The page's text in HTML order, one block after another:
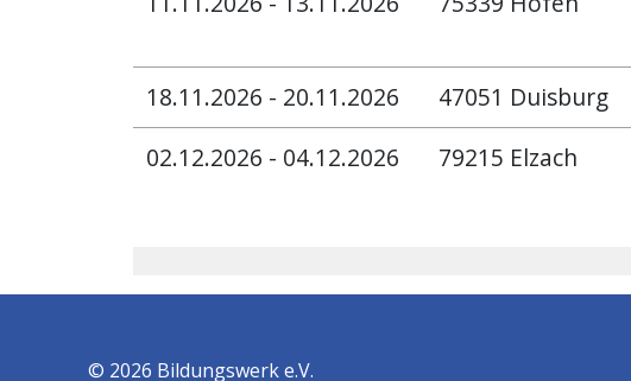
18.11.2026 - 20.11.2026 47051 Duisburg
02.12.2026 - 04.12.2026
79215 Elzach
© 2026 Bildungswerk e.V.